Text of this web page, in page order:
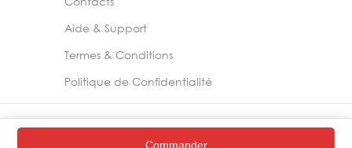
Aide & Support
Termes & Conditions
Politique de Confidentialité
2024 – Chelia Store